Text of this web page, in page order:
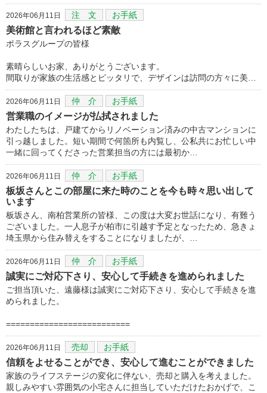
2026年06月11日 注 文 お手紙
美術館と言われるほど素敵
ポラスグループの皆様
素晴らしいお家、ありがとうございます。
間取りが家族の生活感とピッタリで、デザインは訪問の方々に美…
2026年06月11日 仲 介 お手紙
営業職のイメージが払拭されました
わたしたちは、戸建てからリノベーション済みの中古マンションに
引っ越しました。短い期間で何箇所も内覧し、公私共にお忙しい中
一緒に回ってくださった営業担当の方には最初か…
2026年06月11日 仲 介 お手紙
板坂さんとこの部屋に来た時のことを今も時々思い出して
います
板坂さん、南柏営業所の皆様、この度は大変お世話になり、有難う
ございました。一人息子が柏市に引越す予定となったため、急きょ
埼玉県から住み替えをすることになりましたが、…
2026年06月11日 仲 介 お手紙
誠実にご対応下さり、安心して手続きを進められました
ご担当頂いた、遠藤様は誠実にご対応下さり、安心して手続きを進
められました。
==========================
2026年06月11日 売却 お手紙
信頼をよせることができ、安心して進むことができました
家族のライフステージの変化に伴ない、売却と購入を考えました。
親しみやすい雰囲気の小宅さんに担当していただけたおかげで、こ